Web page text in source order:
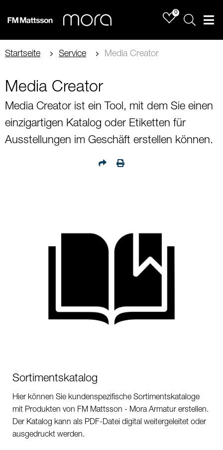
0
Sök
Startseite Service Media Creator
Media Creator
Media Creator ist ein Tool, mit dem Sie einen
einzigartigen Katalog oder Etiketten für
Ausstellungen im Geschäft erstellen können.
Sortimentskatalog
Hier können Sie kundenspezifische Sortimentskataloge
mit Produkten von FM Mattsson - Mora Armatur erstellen.
Der Katalog kann als PDF-Datei digital weitergeleitet oder
ausgedruckt werden.